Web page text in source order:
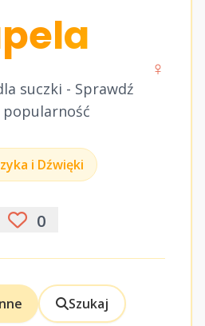
suczki - Sprawdź
♀
i Dźwięki
0
Szukaj